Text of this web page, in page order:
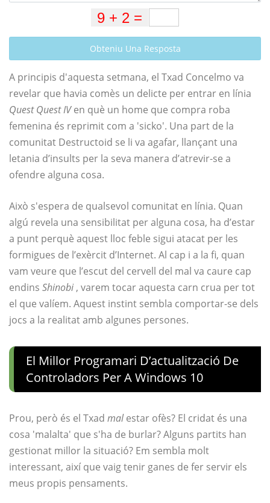
Obteniu Una Resposta
A principis d'aquesta setmana, el Txad Concelmo va
revelar que havia comès un delicte per entrar en línia
Quest Quest IVen què un home que compra roba
femenina és reprimit com a 'sicko'. Una part de la
comunitat Destructoid se li va agafar, llançant una
letania d’insults per la seva manera d’atrevir-se a
ofendre alguna cosa.
Això s'espera de qualsevol comunitat en línia. Quan
algú revela una sensibilitat per alguna cosa, ha d’estar
a punt perquè aquest lloc feble sigui atacat per les
formigues de l’exèrcit d’Internet. Al cap i a la fi, quan
vam veure que l’escut del cervell del mal va caure cap
endins Shinobi , varem tocar aquesta carn crua per tot
el que valíem. Aquest instint sembla comportar-se dels
jocs a la realitat amb algunes persones.
El Millor Programari D’actualització De
Controladors Per A Windows 10
Prou, però és el Txad malestar ofès? El cridat és una
cosa 'malalta' que s'ha de burlar? Alguns partits han
gestionat millor la situació? Em sembla molt
interessant, així que vaig tenir ganes de fer servir els
meus propis pensaments.